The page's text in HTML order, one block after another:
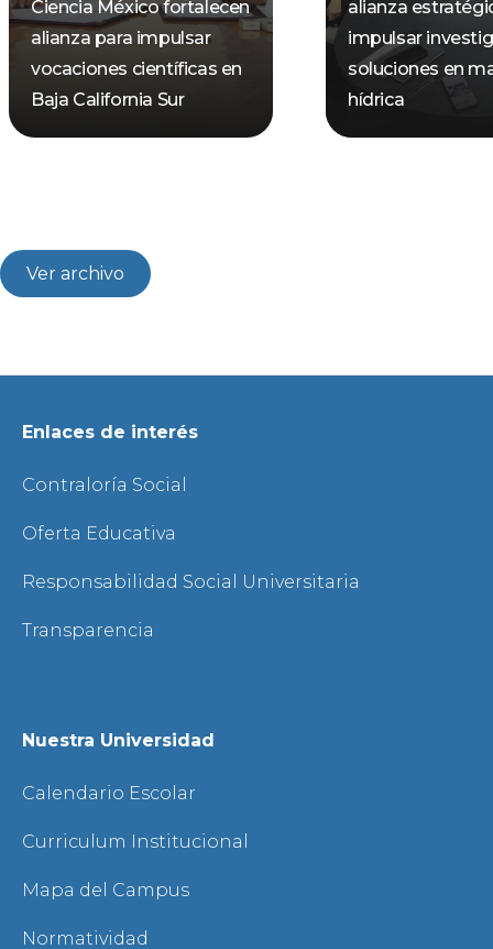
Ciencia México fortalecen
alianza para impulsar
vocaciones científicas en
Baja California Sur
alianza
impulsar
soluciones en
hídrica
Ver archivo
Enlaces de interés
Contraloría Social
Oferta Educativa
Responsabilidad Social Universitaria
Transparencia
Nuestra Universidad
Calendario Escolar
Curriculum Institucional
Mapa del Campus
Normatividad